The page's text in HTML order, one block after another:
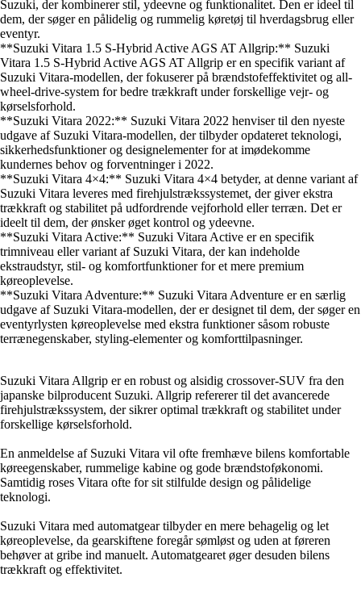
Suzuki, der kombinerer stil, ydeevne og funktionalitet. Den er ideel til
dem, der søger en pålidelig og rummelig køretøj til hverdagsbrug eller
eventyr.
**Suzuki Vitara 1.5 S-Hybrid Active AGS AT Allgrip:** Suzuki
Vitara 1.5 S-Hybrid Active AGS AT Allgrip er en specifik variant af
Suzuki Vitara-modellen, der fokuserer på brændstofeffektivitet og all-
wheel-drive-system for bedre trækkraft under forskellige vejr- og
kørselsforhold.
**Suzuki Vitara 2022:** Suzuki Vitara 2022 henviser til den nyeste
udgave af Suzuki Vitara-modellen, der tilbyder opdateret teknologi,
sikkerhedsfunktioner og designelementer for at imødekomme
kundernes behov og forventninger i 2022.
**Suzuki Vitara 4×4:** Suzuki Vitara 4×4 betyder, at denne variant af
Suzuki Vitara leveres med firehjulstrækssystemet, der giver ekstra
trækkraft og stabilitet på udfordrende vejforhold eller terræn. Det er
ideelt til dem, der ønsker øget kontrol og ydeevne.
**Suzuki Vitara Active:** Suzuki Vitara Active er en specifik
trimniveau eller variant af Suzuki Vitara, der kan indeholde
ekstraudstyr, stil- og komfortfunktioner for et mere premium
køreoplevelse.
**Suzuki Vitara Adventure:** Suzuki Vitara Adventure er en særlig
udgave af Suzuki Vitara-modellen, der er designet til dem, der søger en
eventyrlysten køreoplevelse med ekstra funktioner såsom robuste
terrænegenskaber, styling-elementer og komforttilpasninger.
Suzuki Vitara Allgrip er en robust og alsidig crossover-SUV fra den
japanske bilproducent Suzuki. Allgrip refererer til det avancerede
firehjulstrækssystem, der sikrer optimal trækkraft og stabilitet under
forskellige kørselsforhold.
En anmeldelse af Suzuki Vitara vil ofte fremhæve bilens komfortable
køreegenskaber, rummelige kabine og gode brændstoføkonomi.
Samtidig roses Vitara ofte for sit stilfulde design og pålidelige
teknologi.
Suzuki Vitara med automatgear tilbyder en mere behagelig og let
køreoplevelse, da gearskiftene foregår sømløst og uden at føreren
behøver at gribe ind manuelt. Automatgearet øger desuden bilens
trækkraft og effektivitet.